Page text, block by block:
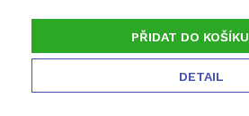
PŘIDAT DO KOŠÍKU
DETAIL